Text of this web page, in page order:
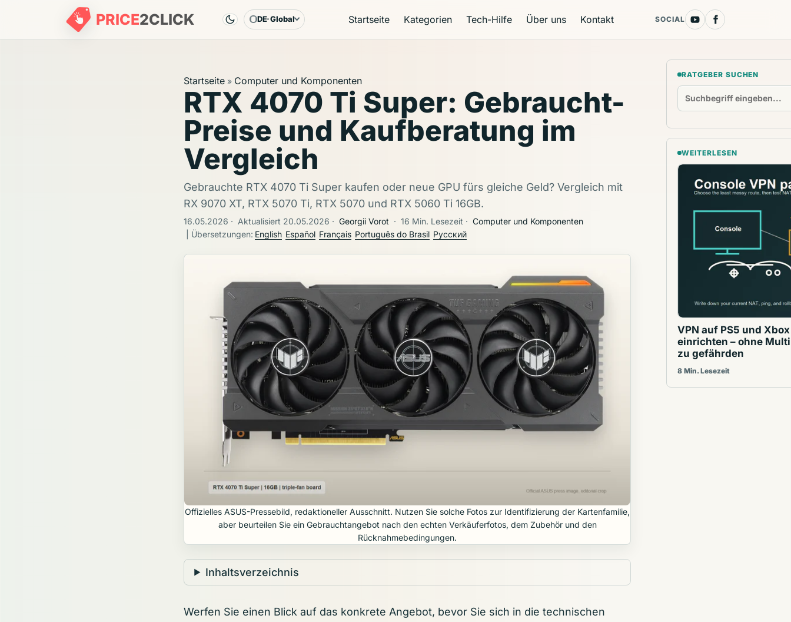
PRICE2CLICK Sprache & Region
DE Global Startseite Kategorien Tech-Hilfe Über uns Kontakt SOCIAL
Startseite » Computer und Komponenten
RTX 4070 Ti Super: Gebraucht-
Preise und Kaufberatung im
Vergleich
Gebrauchte RTX 4070 Ti Super kaufen oder neue GPU fürs gleiche Geld? Vergleich mit
RX 9070 XT, RTX 5070 Ti, RTX 5070 und RTX 5060 Ti 16GB.
16.05.2026 · Aktualisiert 20.05.2026 · Georgii Vorot · 16 Min. Lesezeit · Computer und Komponenten
| Übersetzungen: English Español Français Português do Brasil Русский
Offizielles ASUS-Pressebild, redaktioneller Ausschnitt. Nutzen Sie solche Fotos zur Identifizierung der Kartenfamilie,
aber beurteilen Sie ein Gebrauchtangebot nach den echten Verkäuferfotos, dem Zubehör und den
Rücknahmebedingungen.
Inhaltsverzeichnis
Werfen Sie einen Blick auf das konkrete Angebot, bevor Sie sich in die technischen
RATGEBER SUCHEN
WEITERLESEN
VPN auf PS5 und Xbox
einrichten – ohne
zu gefährden
8 Min. Lesezeit